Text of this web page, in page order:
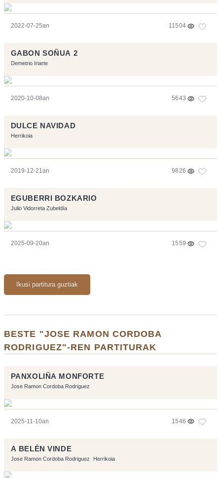
2022-07-25an 11504
GABON SOÑUA 2
Demetrio Iriarte
2020-10-08an 5643
DULCE NAVIDAD
Herrikoia
2019-12-21an 9826
EGUBERRI BOZKARIO
Julio Vidorreta Zubeldía
2025-09-20an 1559
Ikusi partitura guztiak
BESTE "JOSE RAMON CORDOBA
RODRIGUEZ"-REN PARTITURAK
PANXOLIÑA MONFORTE
Jose Ramon Cordoba Rodriguez
2025-11-10an 1546
A BELÉN VINDE
Jose Ramon Cordoba Rodriguez Herrikoia